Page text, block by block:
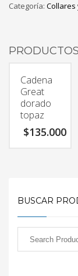
Categoría: Collares
Cadena
Great
dorado
topaz
$135.000
BUSCAR